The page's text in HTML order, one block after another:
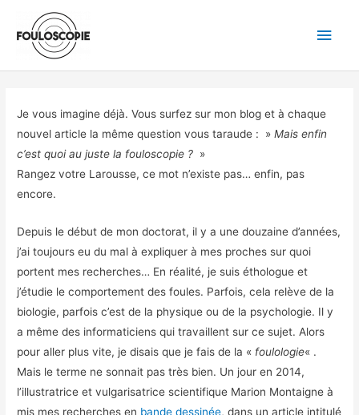
contenu
Je vous imagine déjà. Vous surfez sur mon blog et à chaque
nouvel article la même question vous taraude : »Mais enfin
c’est quoi au juste la fouloscopie ? »
Rangez votre Larousse, ce mot n’existe pas… enfin, pas
encore.
Depuis le début de mon doctorat, il y a une douzaine d’années,
j’ai toujours eu du mal à expliquer à mes proches sur quoi
portent mes recherches… En réalité, je suis éthologue et
j’étudie le comportement des foules. Parfois, cela relève de la
biologie, parfois c’est de la physique ou de la psychologie. Il y
a même des informaticiens qui travaillent sur ce sujet. Alors
pour aller plus vite, je disais que je fais de la « foulologie« .
Mais le terme ne sonnait pas très bien. Un jour en 2014,
l’illustratrice et vulgarisatrice scientifique Marion Montaigne à
mis mes recherches en bande dessinée, dans un article intitulé